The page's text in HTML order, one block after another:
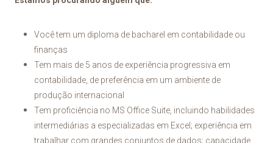
Você tem um diploma de bacharel em contabilidade ou
finanças
Tem mais de 5 anos de experiência progressiva em
contabilidade, de preferência em um ambiente de
produção internacional
Tem proficiência no MS Office Suite, incluindo habilidades
intermediárias a especializadas em Excel; experiência em
trabalhar com grandes conjuntos de dados; capacidade